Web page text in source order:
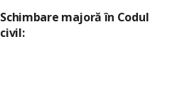
Schimbare majoră în Codul
civil: